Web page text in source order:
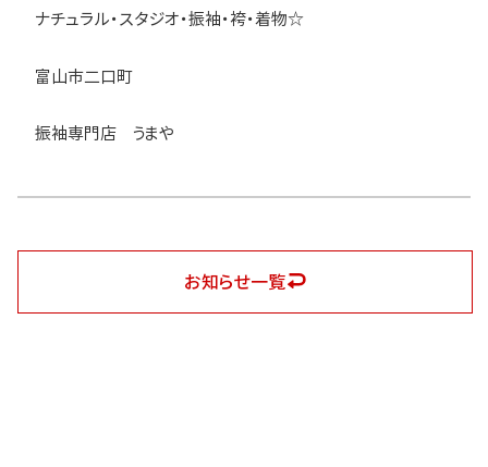
ナチュラル・スタジオ・振袖・袴・着物☆
富山市二口町
振袖専門店 うまや
お知らせ一覧